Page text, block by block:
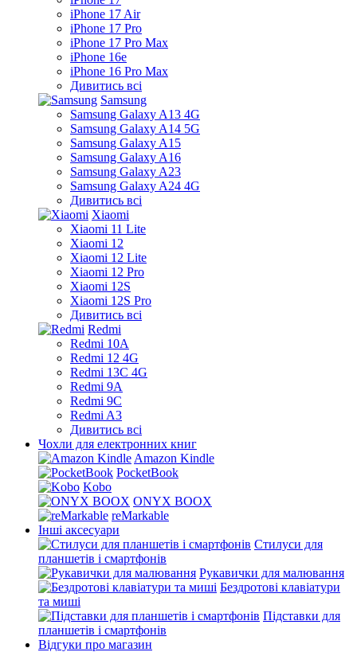
iPhone 17 Air
iPhone 17 Pro
iPhone 17 Pro Max
iPhone 16e
iPhone 16 Pro Max
Дивитись всі
Samsung
Samsung Galaxy A13 4G
Samsung Galaxy A14 5G
Samsung Galaxy A15
Samsung Galaxy A16
Samsung Galaxy A23
Samsung Galaxy A24 4G
Дивитись всі
Xiaomi
Xiaomi 11 Lite
Xiaomi 12
Xiaomi 12 Lite
Xiaomi 12 Pro
Xiaomi 12S
Xiaomi 12S Pro
Дивитись всі
Redmi
Redmi 10A
Redmi 12 4G
Redmi 13C 4G
Redmi 9A
Redmi 9C
Redmi A3
Дивитись всі
Чохли для електронних книг
Amazon Kindle
PocketBook
Kobo
ONYX BOOX
reMarkable
Інші аксесуари
Стилуси для
планшетів і смартфонів
Рукавички для малювання
Бездротові клавіатури
та миші
Підставки для
планшетів і смартфонів
Відгуки про магазин